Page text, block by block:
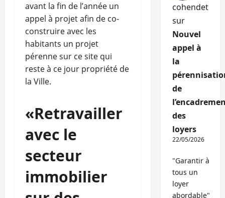
avant la fin de l’année un
appel à projet afin de co-
construire avec les
habitants un projet
pérenne sur ce site qui
reste à ce jour propriété de
la Ville.
«Retravailler
avec le
secteur
immobilier
cohendet
sur
Nouvel
appel à
la
de
des
loyers
22/05/2026
"Garantir à
tous un
loyer
abordable"